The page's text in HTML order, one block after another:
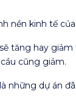
kinh tế
tăng hay
cũng giảm.
dự án